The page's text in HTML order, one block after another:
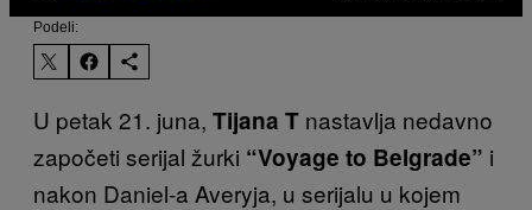
Podeli:
U petak 21. juna, Tijana T nastavlja nedavno
započeti serijal žurki “Voyage to Belgrade” i
nakon Daniel-a Averyja, u serijalu u kojem